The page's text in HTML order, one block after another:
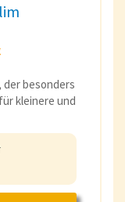
der besonders
kleinere und